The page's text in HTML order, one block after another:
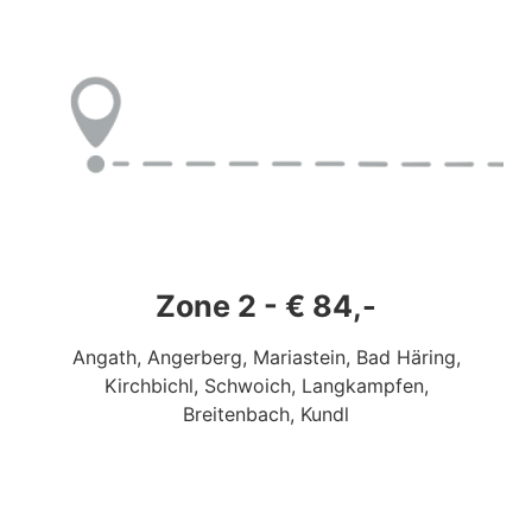
Zone 2 - € 84,-
Angath, Angerberg, Mariastein, Bad Häring,
Kirchbichl, Schwoich, Langkampfen,
Breitenbach, Kundl